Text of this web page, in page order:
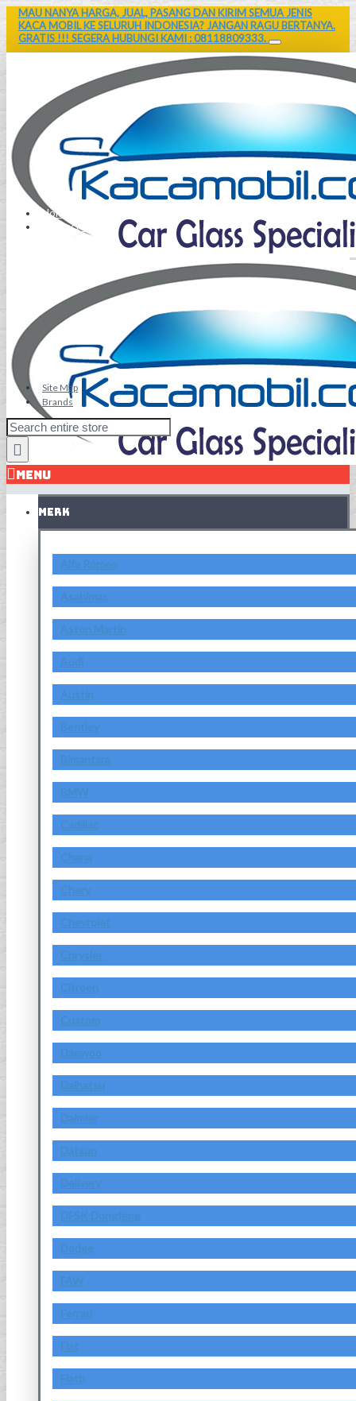
MAU NANYA HARGA, JUAL, PASANG DAN KIRIM SEMUA JENIS
KACA MOBIL KE SELURUH INDONESIA? JANGAN RAGU BERTANYA.
GRATIS !!! SEGERA HUBUNGI KAMI : 08118809333.
Home
Contact Us
Site Map
Brands
MENU
MERK
Alfa Romeo
Asahimas
Aston Martin
Audi
Austin
Bentley
Bimantara
BMW
Cadillac
Chana
Chery
Chevrolet
Chrysler
Citroen
Custom
Daewoo
Daihatsu
Daimler
Datsun
Delivery
DFSK Dongfeng
Dodge
FAW
Ferrari
Fiat
Fiath